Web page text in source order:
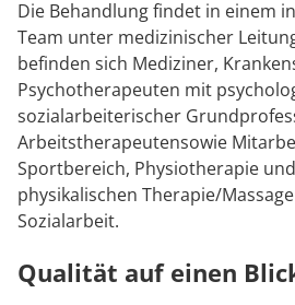
Die Behandlung findet in einem
Team unter medizinischer
befinden sich Mediziner,
Psychotherapeuten mit
sozialarbeiterischer
Arbeitstherapeutensowie
Sportbereich, Physiotherapie
physikalischen Therapie/
Sozialarbeit.
Qualität auf einen